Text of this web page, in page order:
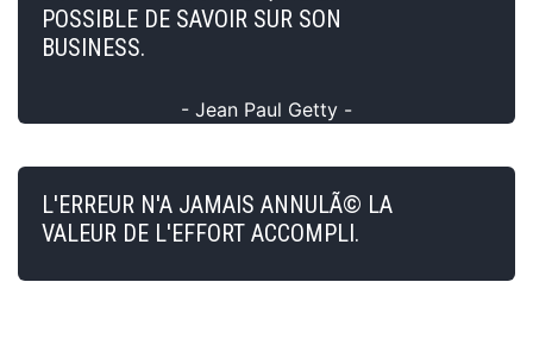
POSSIBLE DE SAVOIR SUR SON
BUSINESS.
- Jean Paul Getty -
L'ERREUR N'A JAMAIS ANNULÃ© LA
VALEUR DE L'EFFORT ACCOMPLI.